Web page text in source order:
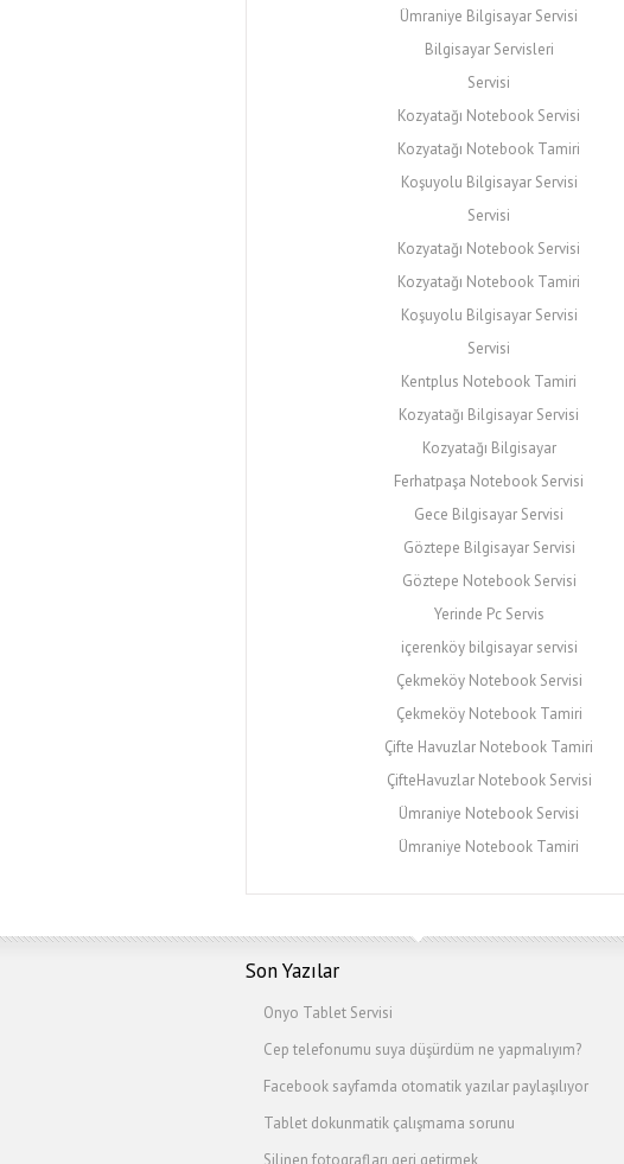
Ümraniye Bilgisayar Servisi
Bilgisayar Servisleri
Servisi
Kozyatağı Notebook Servisi
Kozyatağı Notebook Tamiri
Koşuyolu Bilgisayar Servisi
Servisi
Kozyatağı Notebook Servisi
Kozyatağı Notebook Tamiri
Koşuyolu Bilgisayar Servisi
Servisi
Kentplus Notebook Tamiri
Kozyatağı Bilgisayar Servisi
Kozyatağı Bilgisayar
Ferhatpaşa Notebook Servisi
Gece Bilgisayar Servisi
Göztepe Bilgisayar Servisi
Göztepe Notebook Servisi
Yerinde Pc Servis
içerenköy bilgisayar servisi
Çekmeköy Notebook Servisi
Çekmeköy Notebook Tamiri
Çifte Havuzlar Notebook Tamiri
ÇifteHavuzlar Notebook Servisi
Ümraniye Notebook Servisi
Ümraniye Notebook Tamiri
Son Yazılar
Onyo Tablet Servisi
Cep telefonumu suya düşürdüm ne yapmalıyım?
Facebook sayfamda otomatik yazılar paylaşılıyor
Tablet dokunmatik çalışmama sorunu
Silinen fotografları geri getirmek